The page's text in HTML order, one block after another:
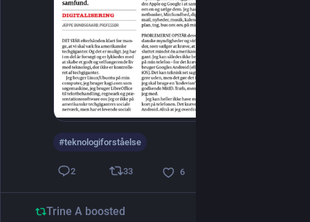
#teknologiforståelse
2 33 6
Trine A boosted